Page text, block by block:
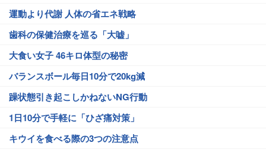
運動より代謝 人体の省エネ戦略
歯科の保健治療を巡る「大嘘」
大食い女子 46キロ体型の秘密
バランスボール毎日10分で20kg減
躁状態引き起こしかねないNG行動
1日10分で手軽に「ひざ痛対策」
キウイを食べる際の3つの注意点